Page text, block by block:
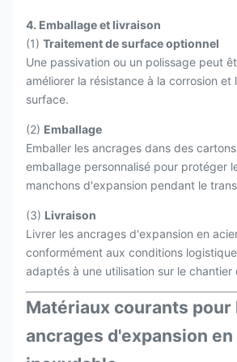
4. Emballage et livraison
(1) Traitement de surface optionnel
Une passivation ou un polissage peut
améliorer la résistance à la corrosion et
surface.
(2) Emballage
Emballer les ancrages dans des
emballage personnalisé pour protéger
manchons d'expansion pendant le
(3) Livraison
Livrer les ancrages d'expansion en
conformément aux conditions
adaptés à une utilisation sur le chantier
Matériaux courants pour
ancrages d'expansion